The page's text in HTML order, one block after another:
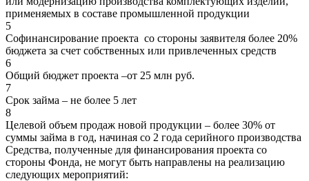
применяемых в составе промышленной продукции
5
Софинансирование проекта со стороны заявителя более 20%
бюджета за счет собственных или привлеченных средств
6
Общий бюджет проекта –от 25 млн руб.
7
Срок займа – не более 5 лет
8
Целевой объем продаж новой продукции – более 30% от
суммы займа в год, начиная со 2 года серийного производства
Средства, полученные для финансирования проекта со
стороны Фонда, не могут быть направлены на реализацию
следующих мероприятий: